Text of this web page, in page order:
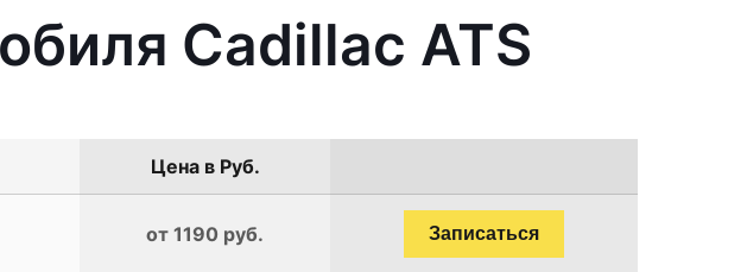
Cadillac ATS
Цена в Руб.
от 1190 руб. Записаться